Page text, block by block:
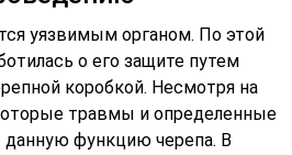
уязвимым органом. По этой
о его защите путем
коробкой. Несмотря на
травмы и определенные
функцию черепа. В